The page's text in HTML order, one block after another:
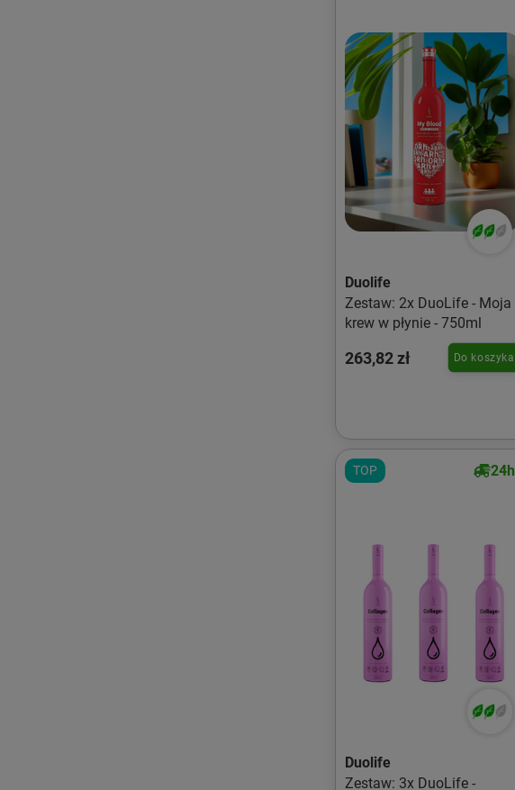
Duolife
Zestaw: 2x DuoLife - Moja
krew w płynie - 750ml
263,82 zł Do koszyka
TOP 24h
Duolife
Zestaw: 3x DuoLife -